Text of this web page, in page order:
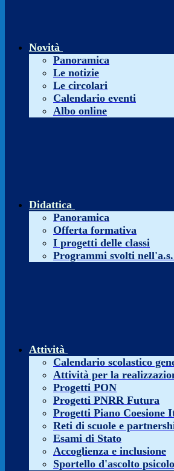
Novità
Panoramica
Le notizie
Le circolari
Calendario eventi
Albo online
Didattica
Panoramica
Offerta formativa
I progetti delle classi
Programmi svolti nell'a.s.
Attività
Calendario scolastico
Attività per la
Progetti PON
Progetti PNRR Futura
Progetti Piano Coesione
Reti di scuole e
Esami di Stato
Accoglienza e inclusione
Sportello d'ascolto